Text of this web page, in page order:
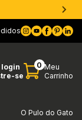
login
se
0 Meu
Carrinho
O Pulo do Gato